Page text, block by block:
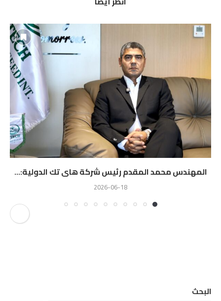
المهندس محمد المقدم رئيس شركة هاى تك الدولية:...
2026-06-18
البحث